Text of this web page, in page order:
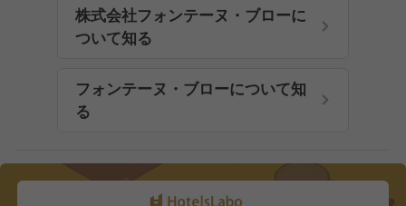
株式会社フォンテーヌ・ブローに
ついて知る
フォンテーヌ・ブローについて知
る